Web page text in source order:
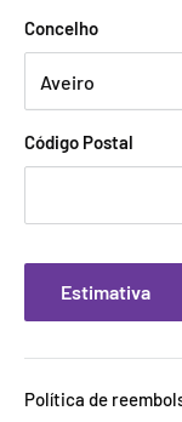
Concelho
Código Postal
Estimativa
Política de